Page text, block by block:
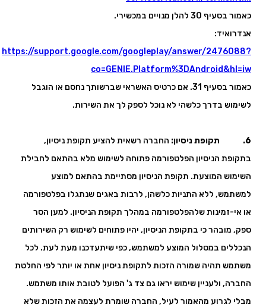
כאמור בסעיף 30 להלן מנויים במכשירי.
אנדרואיד:
https://support.google.com/googleplay/answer/2476088?
co=GENIE.Platform%3DAndroid&hl=iw
כאמור בסעיף 31. אם כרטיס האשראי שברשותך נחסם או הוגבל
לשימוש בדרך כלשהי לא נוכל לספק לך את השירות.
6. תקופת ניסיון:
החברה רשאית להציע תקופת ניסיון,
בתקופת הניסיון הפלטפורמה פתוחה לשימוש מלא בהתאם לחבילת
השימוש המוצעת. תקופת הניסיון מסתיימת בהתאם למוצע
למשתמש, ללא התניות כלשהן, לרבות באגים שנתגלו בפלטפורמה
או אי-זמינות שלהפלטפורמה במהלך תקופת הניסיון. למען הסר
ספק, מובהר כי בתקופת הניסיון, יהיו פתוחים לשימוש רק השירותים
הנכללים במסלול המוצע למשתמש, כפי שיתעדכנו מעת לעת. לכל
משתמש תהיה שמורה הזכות לתקופת ניסיון אחת או יותר לפי החלטת
החברה, ולעניין שימוש יראו גם צד ג' הפועל לטובת אותו משתמש.
מבלי לגרוע מהאמור לעיל, החברה שומרת לעצמה את הזכות שלא